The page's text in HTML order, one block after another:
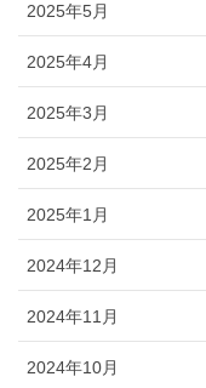
2025年5月
2025年4月
2025年3月
2025年2月
2025年1月
2024年12月
2024年11月
2024年10月